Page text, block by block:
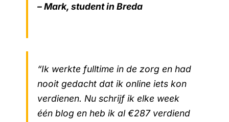
– Mark, student in Breda
“Ik werkte fulltime in de zorg en had
nooit gedacht dat ik online iets kon
verdienen. Nu schrijf ik elke week
één blog en heb ik al €287 verdiend